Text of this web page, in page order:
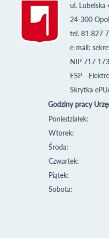
ul. Lubelska
24-300
tel. 81 827
e-mail:
NIP 717
ESP -
Skrytka
Godziny pracy
Poniedziałek:
Wtorek:
Środa:
Czwartek:
Piątek:
Sobota: